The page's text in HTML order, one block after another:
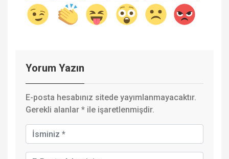
Yorum Yazın
E-posta hesabınız sitede yayımlanmayacaktır.
Gerekli alanlar * ile işaretlenmişdir.